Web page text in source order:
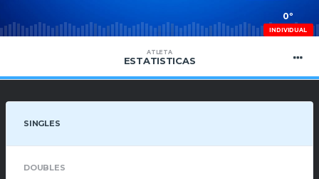
0º
INDIVIDUAL
ATLETA
ESTATISTICAS
SINGLES
DOUBLES